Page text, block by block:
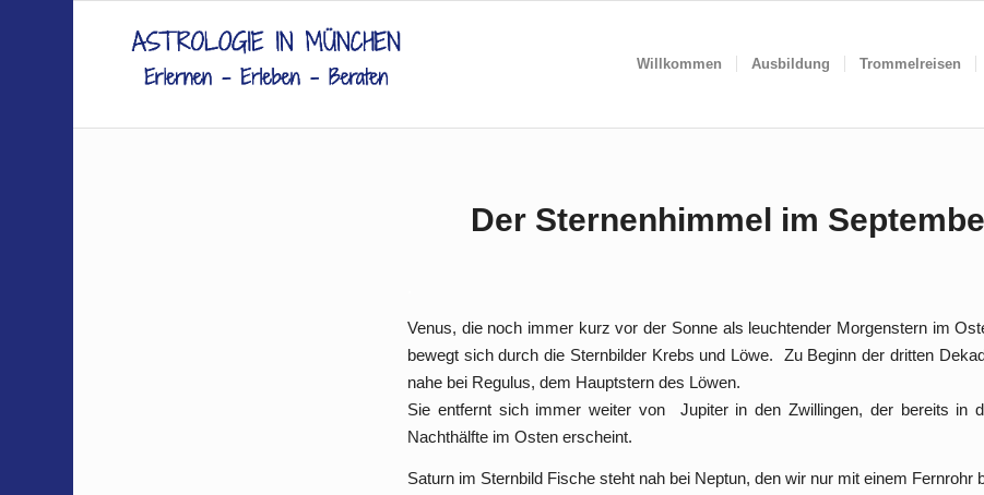
Willkommen Ausbildung Trommelreisen
Der Sternenhimmel im
Venus, die noch immer kurz vor der Sonne als leuchtender Morgenstern im
bewegt sich durch die Sternbilder Krebs und Löwe. Zu Beginn der dritten
nahe bei Regulus, dem Hauptstern des Löwen.
Sie entfernt sich immer weiter von Jupiter in den Zwillingen, der bereits in
Nachthälfte im Osten erscheint.
Saturn im Sternbild Fische steht nah bei Neptun, den wir nur mit einem Fernrohr